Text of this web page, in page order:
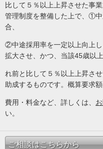
比して５％以上上昇させた事
管理制度を整備した上で、①
合、
②中途採用率を一定以上向上
拡大させ、かつ、当該45歳以
れ前と比して５％以上上昇さ
助成するものです。概算要求
費用・料金など、詳しくは、
い。
ご相談はこちらから